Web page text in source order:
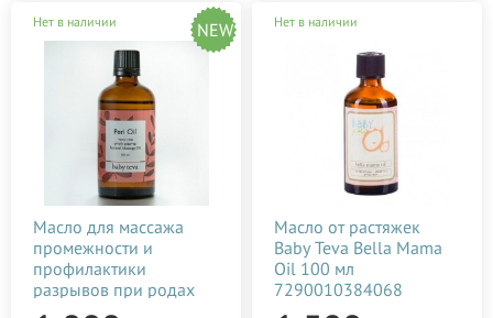
Вы выбрали
от 0 до 1500 Baby Teva
до
0 375 1 500
Применить
Производитель
Weleda (Веледа)
ALGOTHERM
Anita
Для кого
Женская косметика
Беременным и мамам
Тип средства
Шампунь
Нет в наличии NEW
Масло для массажа
промежности и
профилактики
разрывов при родах
Baby Teva Peri Oil 100
Нет в наличии
Масло от растяжек
Baby Teva Bella Mama
Oil 100 мл
7290010384068